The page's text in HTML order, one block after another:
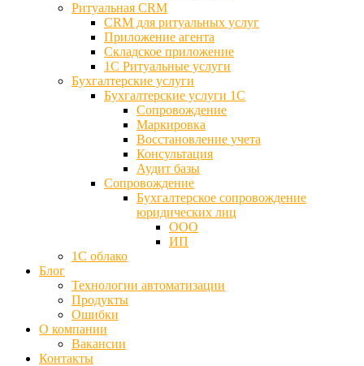
Ритуальная CRM
CRM для ритуальных услуг
Приложение агента
Складское приложение
1С Ритуальные услуги
Бухгалтерские услуги
Бухгалтерские услуги 1С
Сопровождение
Маркировка
Восстановление учета
Консультация
Аудит базы
Cопровождение
Бухгалтерское сопровождение
юридических лиц
ООО
ИП
1С облако
Блог
Технологии автоматизации
Продукты
Ошибки
О компании
Вакансии
Контакты